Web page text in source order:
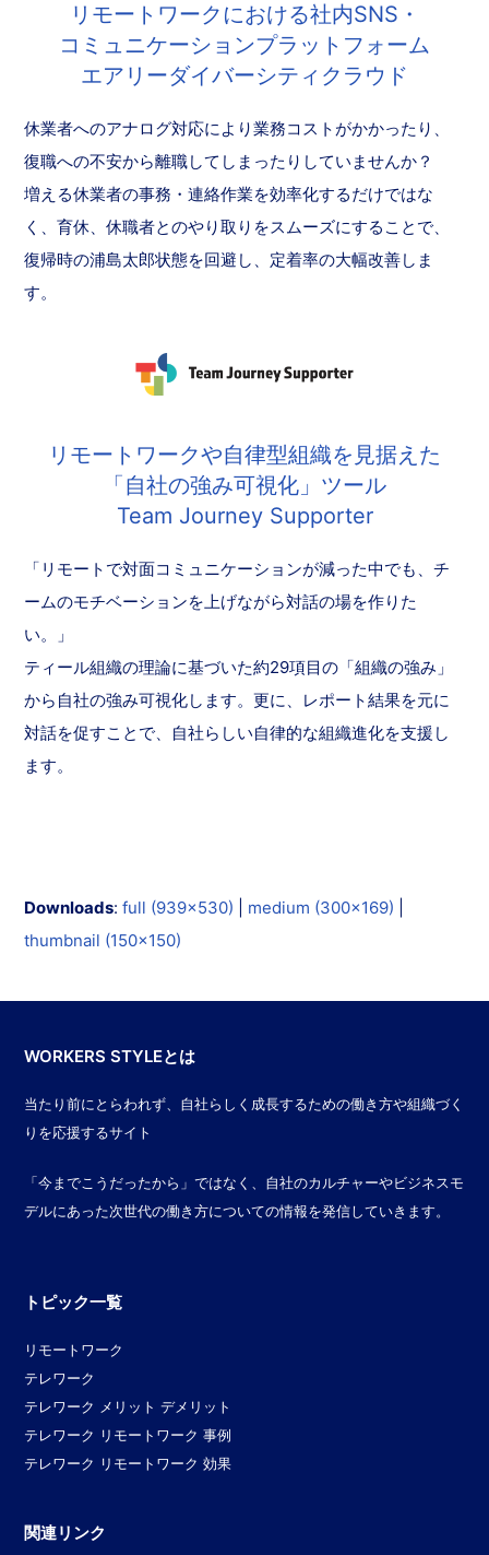
リモートワークにおける社内SNS・
コミュニケーションプラットフォーム
エアリーダイバーシティクラウド
休業者へのアナログ対応により業務コストがかかったり、
復職への不安から離職してしまったりしていませんか？
増える休業者の事務・連絡作業を効率化するだけではな
く、育休、休職者とのやり取りをスムーズにすることで、
復帰時の浦島太郎状態を回避し、定着率の大幅改善しま
す。
リモートワークや自律型組織を見据えた
「自社の強み可視化」ツール
Team Journey Supporter
「リモートで対面コミュニケーションが減った中でも、チ
ームのモチベーションを上げながら対話の場を作りた
い。」
ティール組織の理論に基づいた約29項目の「組織の強み」
から自社の強み可視化します。更に、レポート結果を元に
対話を促すことで、自社らしい自律的な組織進化を支援し
ます。
Downloads:full (939x530) medium (300x169)
thumbnail (150x150)
WORKERS STYLEとは
当たり前にとらわれず、自社らしく成長するための働き方や組織づく
りを応援するサイト
「今までこうだったから」ではなく、自社のカルチャーやビジネスモ
デルにあった次世代の働き方についての情報を発信していきます。
トピック一覧
リモートワーク
テレワーク
テレワーク メリット デメリット
テレワーク リモートワーク 事例
テレワーク リモートワーク 効果
関連リンク